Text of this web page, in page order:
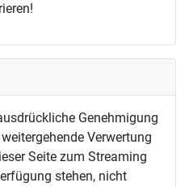
Genehmigung
Verwertung
Seite zum Streaming
stehen, nicht